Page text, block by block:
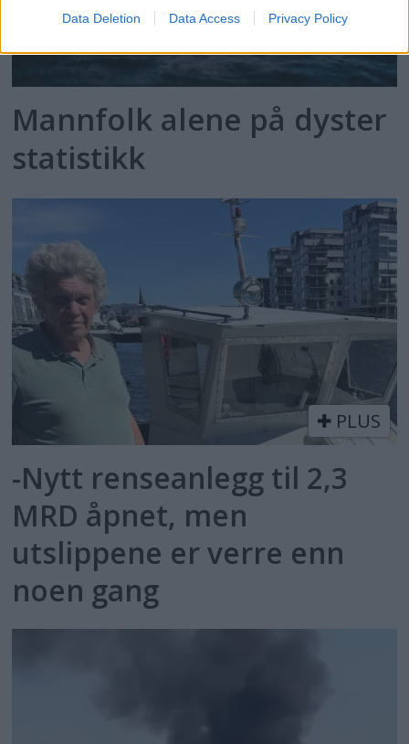
Data Deletion Data Access Privacy Policy
Mannfolk alene på dyster
statistikk
PLUS
-Nytt renseanlegg til 2,3
MRD åpnet, men
utslippene er verre enn
noen gang